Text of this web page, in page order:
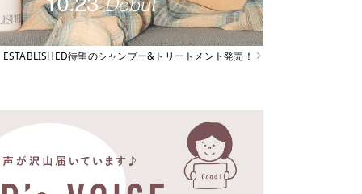
ESTABLISHED待望のシャンプー&トリートメント発売！